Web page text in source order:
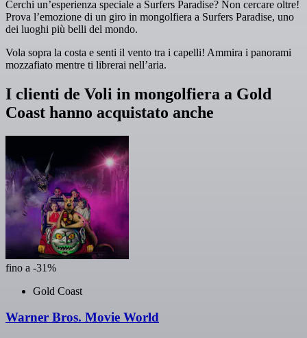
Cerchi un’esperienza speciale a Surfers Paradise? Non cercare oltre!
Prova l’emozione di un giro in mongolfiera a Surfers Paradise, uno
dei luoghi più belli del mondo.
Vola sopra la costa e senti il vento tra i capelli! Ammira i panorami
mozzafiato mentre ti librerai nell’aria.
I clienti de Voli in mongolfiera a Gold
Coast hanno acquistato anche
fino a -31%
Gold Coast
Warner Bros. Movie World